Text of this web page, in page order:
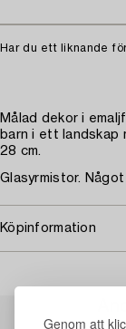
Genom att
Har du ett liknande
Målad dekor i
barn i ett landskap
28 cm.
Glasyrmistor.
Köpinformation